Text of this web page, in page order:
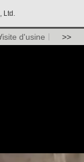
Ltd.
d'usine >>